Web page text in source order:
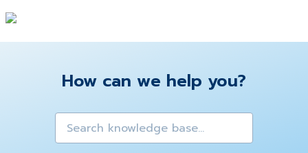
How can we help you?